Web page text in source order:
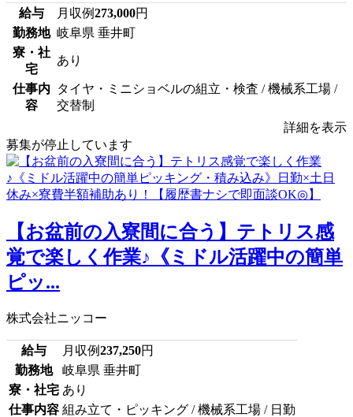
給与 月収例273,000円
勤務地 岐阜県 垂井町
寮・社
宅
あり
仕事内
容
タイヤ・ミニショベルの組立・検査 / 機械系工場 /
交替制
詳細を表示
募集が停止しています
【お盆前の入寮間に合う】テトリス感
覚で楽しく作業♪《ミドル活躍中の簡単
ピッ...
株式会社ニッコー
給与 月収例237,250円
勤務地
岐阜県 垂井町
寮・社宅 あり
仕事内容 組み立て・ピッキング / 機械系工場 / 日勤